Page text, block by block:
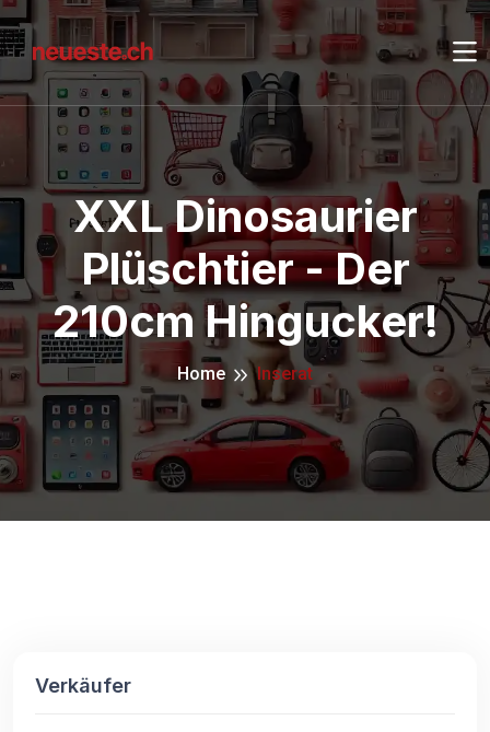
XXL Dinosaurier
Plüschtier - Der
210cm Hingucker!
Home Inserat
Verkäufer